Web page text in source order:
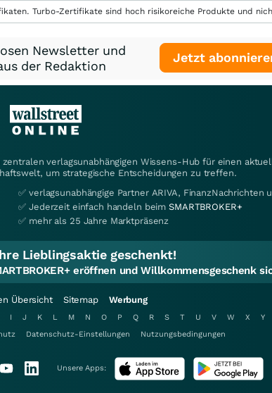
Turbo-Zertifikate sind hoch risikoreiche Produkte und
Newsletter und
der Redaktion
Jetzt
verlagsunabhängigen Wissens-Hub für einen
um strategische Entscheidungen zu treffen.
✅ verlagsunabhängige Partner ARIVA, FinanzNachrichten
✅ Jederzeit einfach handeln beimSMARTBROKER+
✅ mehr als 25 Jahre Marktpräsenz
Lieblingsaktie geschenkt!
eröffnen und Willkommensgeschenk
Übersicht Sitemap Werbung
I J K L M N O P Q R S T U V W X Y
Datenschutz-Einstellungen Nutzungsbedingungen
Unsere Apps: